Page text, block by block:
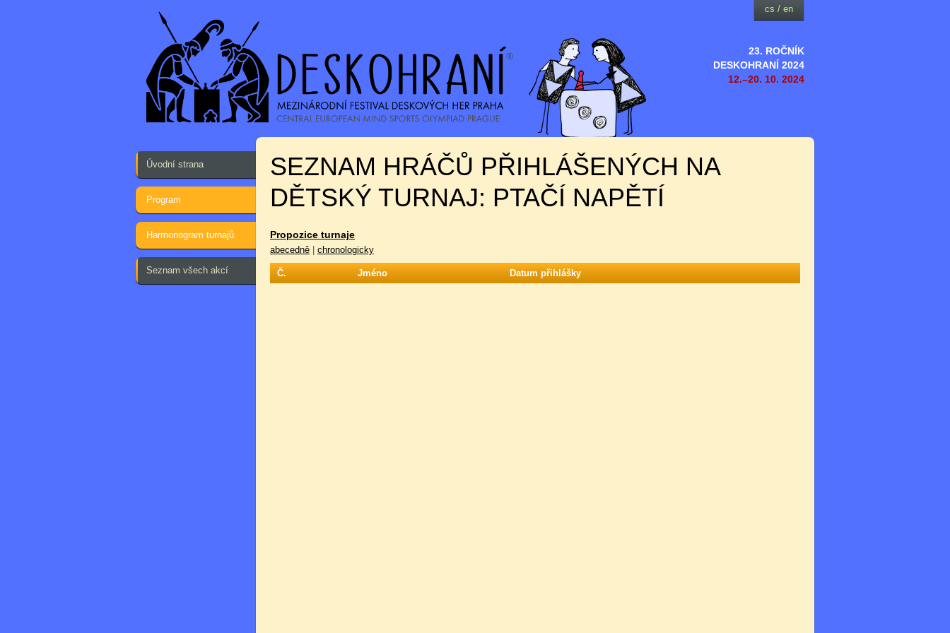
23. ROČNÍK
DESKOHRANÍ 2024
12.–20. 10. 2024
cs / en
Úvodní strana
Program
Harmonogram turnajů
Seznam všech akcí
SEZNAM HRÁČŮ PŘIHLÁŠENÝCH NA
DĚTSKÝ TURNAJ: PTAČÍ NAPĚTÍ
Propozice turnaje
abecedně chronologicky
Č. Jméno Datum přihlášky